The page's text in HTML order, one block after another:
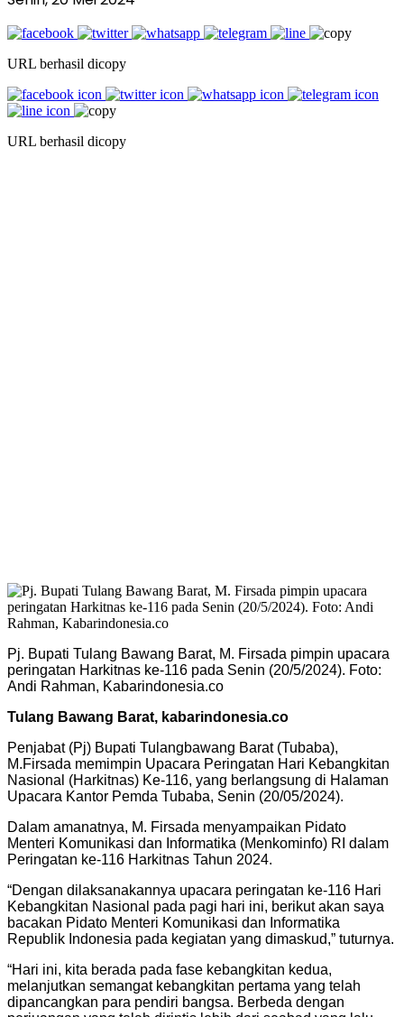
URL berhasil dicopy
URL berhasil dicopy
Pj. Bupati Tulang Bawang Barat, M. Firsada pimpin upacara
peringatan Harkitnas ke-116 pada Senin (20/5/2024). Foto:
Andi Rahman, Kabarindonesia.co
Tulang Bawang Barat, kabarindonesia.co
Penjabat (Pj) Bupati Tulangbawang Barat (Tubaba),
M.Firsada memimpin Upacara Peringatan Hari Kebangkitan
Nasional (Harkitnas) Ke-116, yang berlangsung di Halaman
Upacara Kantor Pemda Tubaba, Senin (20/05/2024).
Dalam amanatnya, M. Firsada menyampaikan Pidato
Menteri Komunikasi dan Informatika (Menkominfo) RI dalam
Peringatan ke-116 Harkitnas Tahun 2024.
“Dengan dilaksanakannya upacara peringatan ke-116 Hari
Kebangkitan Nasional pada pagi hari ini, berikut akan saya
bacakan Pidato Menteri Komunikasi dan Informatika
Republik Indonesia pada kegiatan yang dimaskud,” tuturnya.
“Hari ini, kita berada pada fase kebangkitan kedua,
melanjutkan semangat kebangkitan pertama yang telah
dipancangkan para pendiri bangsa. Berbeda dengan